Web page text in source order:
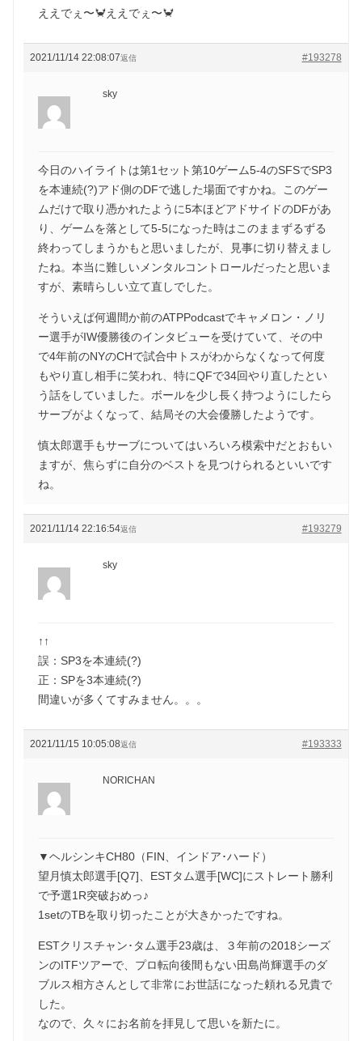
ええでぇ〜🦀ええでぇ〜🦀
2021/11/14 22:08:07 #193278
返信
sky
今日のハイライトは第1セット第10ゲーム5-4のSFSでSP3
を本連続(?)アド側のDFで逃した場面ですかね。このゲー
ムだけで取り憑かれたように5本ほどアドサイドのDFがあ
り、ゲームを落として5-5になった時はこのままずるずる
終わってしまうかもと思いましたが、見事に切り替えまし
たね。本当に難しいメンタルコントロールだったと思いま
すが、素晴らしい立て直しでした。
そういえば何週間か前のATPPodcastでキャメロン・ノリ
ー選手がIW優勝後のインタビューを受けていて、その中
で4年前のNYのCHで試合中トスがわからなくなって何度
もやり直し相手に笑われ、特にQFで34回やり直したとい
う話をしていました。ボールを少し長く持つようにしたら
サーブがよくなって、結局その大会優勝したようです。
慎太郎選手もサーブについてはいろいろ模索中だとおもい
ますが、焦らずに自分のベストを見つけられるといいです
ね。
2021/11/14 22:16:54 #193279
返信
sky
↑↑
誤：SP3を本連続(?)
正：SPを3本連続(?)
間違いが多くてすみません。。。
2021/11/15 10:05:08 #193333
返信
NORICHAN
▼ヘルシンキCH80（FIN、インドア･ハード）
望月慎太郎選手[Q7]、ESTタム選手[WC]にストレート勝利
で予選1R突破おめっ♪
1setのTBを取り切ったことが大きかったですね。
ESTクリスチャン･タム選手23歳は、３年前の2018シーズ
ンのITFツアーで、プロ転向後間もない田島尚輝選手のダ
ブルス相方さんとして非常にお世話になった頼れる兄貴で
した。
なので、久々にお名前を拝見して思いを新たに。